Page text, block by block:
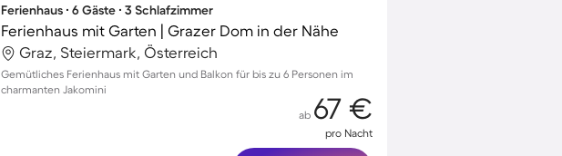
Ferienhaus ∙ 6 Gäste ∙ 3 Schlafzimmer
Ferienhaus mit Garten | Grazer Dom in der Nähe
Graz, Steiermark, Österreich
Gemütliches Ferienhaus mit Garten und Balkon für bis zu 6 Personen im
charmanten Jakomini
ab 67 €
pro Nacht